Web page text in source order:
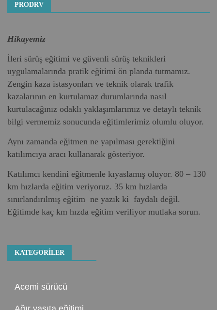
PRODRV
Hikayemiz
İleri sürüş eğitimi ve güvenli sürüş teknikleri
uygulamalarında pratik eğitimi ön planda tutmamız.
Zengin kaza istasyonları ve teknik olarak trafik
kazalarının en kurtulamaz durumlarında nasıl
kurtulacağınız odaklı yaklaşımlarımız ve detaylı teknik
bilgi vermemiz sonucunda eğitimlerimiz olumlu oluyor.
Aynı zamanda eğitmen ne yapılması gerektiğini
katılımcıya aracı kullanarak gösteriyor.
Katılımcı kendini eğitmenle kıyaslamış oluyor. 80 – 130
km hızlarda eğitim veriyoruz. 35 km hızlarda
sınırlandırılmış eğitim ne yazık ki faydalı değil.
Eğitimde kaç km hızda eğitim veriliyor mutlaka sorun.
KATEGORILER
Acemi sürücü